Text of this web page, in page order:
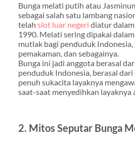
Bunga melati putih atau
sebagai salah satu lambang
telah slot luar negeri diatur
1990. Melati sering dipakai
mutlak bagi penduduk
pemakaman, dan sebagainya.
Bunga ini jadi anggota berasal
penduduk Indonesia, berasal dari
penuh sukacita layaknya
saat-saat menyedihkan layaknya
2. Mitos Seputar Bunga